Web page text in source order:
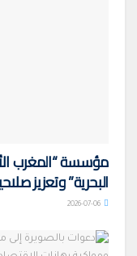
مؤسسة “المغرب
البحرية” وتعزيز